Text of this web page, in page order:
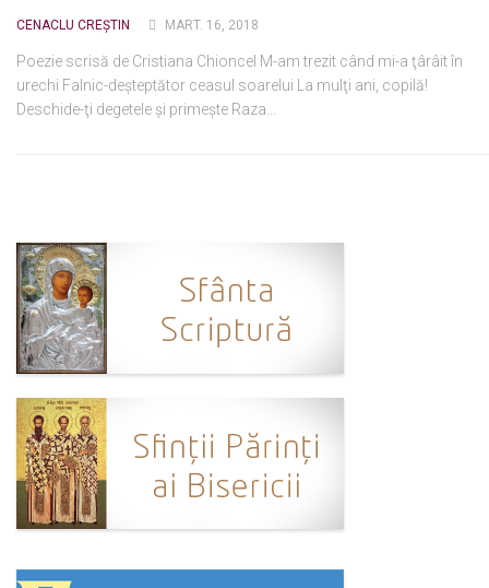
Ortodox în diaspora
Evenimente
Biserici și mănăstiri
Casa curată
Adicții și vindecări
Gadgeturi cu două tăișuri
Bucătărie biblică
Interviuri
Puncte de Vedere
CENACLU CREȘTIN MART. 16, 2018
Poezie scrisă de Cristiana Chioncel M-am trezit când mi-a ţârâit în
urechi Falnic-deşteptător ceasul soarelui La mulţi ani, copilă!
Deschide-ţi degetele şi primeşte Raza...